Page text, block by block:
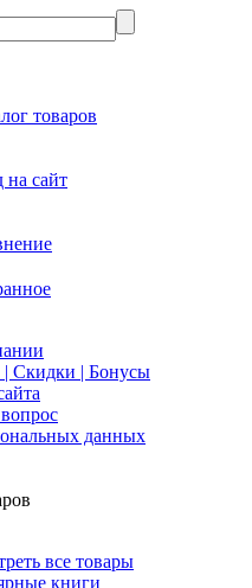
товаров
на сайт
Скидки | Бонусы
данных
все товары
книги